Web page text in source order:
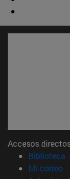
Accesos
Biblioteca
Mi correo